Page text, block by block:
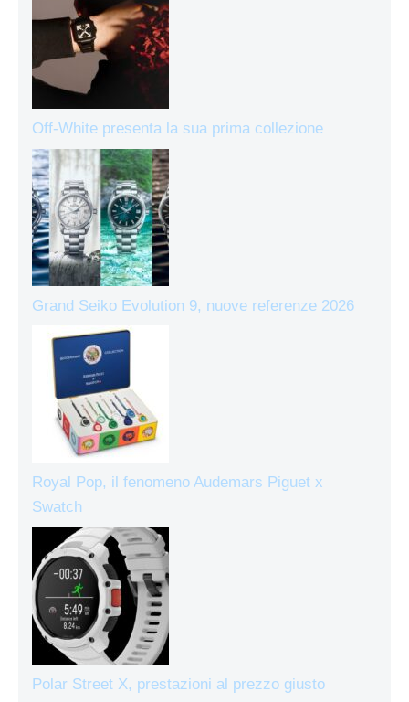
Off-White presenta la sua prima collezione
Grand Seiko Evolution 9, nuove referenze 2026
Royal Pop, il fenomeno Audemars Piguet x
Swatch
Polar Street X, prestazioni al prezzo giusto